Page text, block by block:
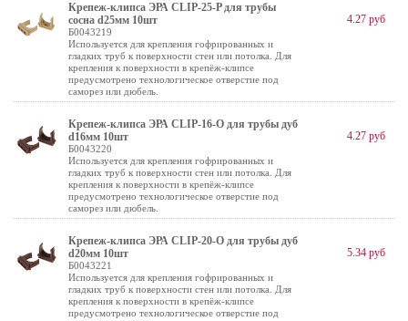
Крепеж-клипса ЭРА CLIP-25-P для трубы
сосна d25мм 10шт
Б0043219
Используется для крепления гофрированных и
гладких труб к поверхности стен или потолка. Для
крепления к поверхности в крепёж-клипсе
предусмотрено технологическое отверстие под
саморез или дюбель.
4.27 руб
Крепеж-клипса ЭРА CLIP-16-O для трубы дуб
d16мм 10шт
Б0043220
Используется для крепления гофрированных и
гладких труб к поверхности стен или потолка. Для
крепления к поверхности в крепёж-клипсе
предусмотрено технологическое отверстие под
саморез или дюбель.
4.27 руб
Крепеж-клипса ЭРА CLIP-20-O для трубы дуб
d20мм 10шт
Б0043221
Используется для крепления гофрированных и
гладких труб к поверхности стен или потолка. Для
крепления к поверхности в крепёж-клипсе
предусмотрено технологическое отверстие под
5.34 руб